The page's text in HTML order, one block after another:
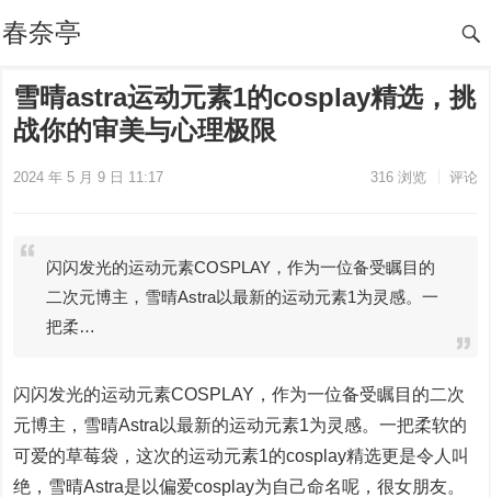
春奈亭
雪晴astra运动元素1的cosplay精选，挑
战你的审美与心理极限
2024 年 5 月 9 日 11:17 316浏览 评论
闪闪发光的运动元素COSPLAY，作为一位备受瞩目的
二次元博主，雪晴Astra以最新的运动元素1为灵感。一
把柔…
闪闪发光的运动元素COSPLAY，作为一位备受瞩目的二次
元博主，雪晴Astra以最新的运动元素1为灵感。一把柔软的
可爱的草莓袋，这次的运动元素1的cosplay精选更是令人叫
绝，雪晴Astra是以偏爱cosplay为自己命名呢，很女朋友。